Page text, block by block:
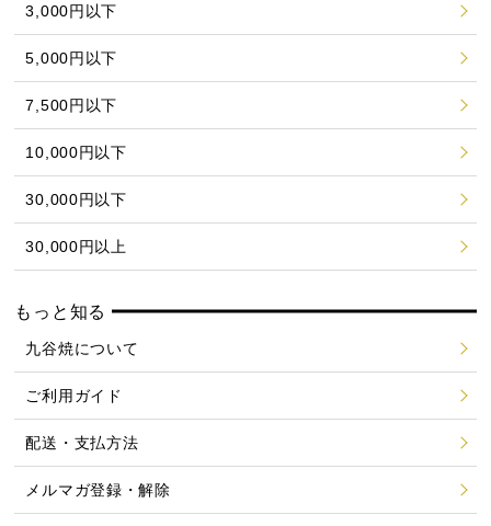
3,000円以下
5,000円以下
7,500円以下
10,000円以下
30,000円以下
30,000円以上
もっと知る
九谷焼について
ご利用ガイド
配送・支払方法
メルマガ登録・解除